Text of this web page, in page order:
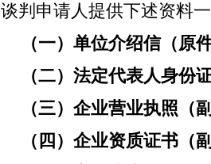
谈判申请人提供下述资料一
（一）单位介绍信（原
（二）法定代表人身份
（三）企业营业执照（
（四）企业资质证书（